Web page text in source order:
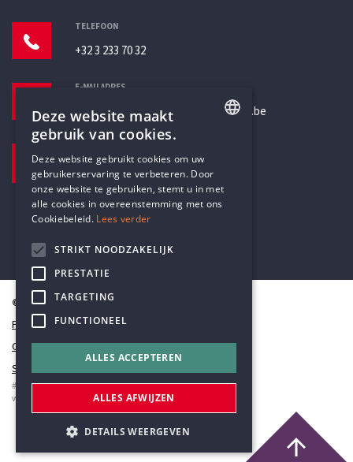
TELEFOON
+32 3 233 70 32
E-MAILADRES
secretariaat@humanistischverbond.be
Pottenbrug 4
Antwerpen, 2000
© Humanistisch Verbond 2026
Privacy
Cookiestatement
Sitemap
#codedwithlove byCodelines
webapplicaties
mobiele apps&maatwerk websites
DUTCH
Deze website maakt
gebruik van cookies.
Deze website gebruikt cookies om uw
gebruikerservaring te verbeteren. Door
onze website te gebruiken, stemt u in met
alle cookies in overeenstemming met ons
Cookiebeleid. Lees verder
STRIKT NOODZAKELIJK
PRESTATIE
TARGETING
FUNCTIONEEL
ALLES ACCEPTEREN
ALLES AFWIJZEN
DETAILS WEERGEVEN